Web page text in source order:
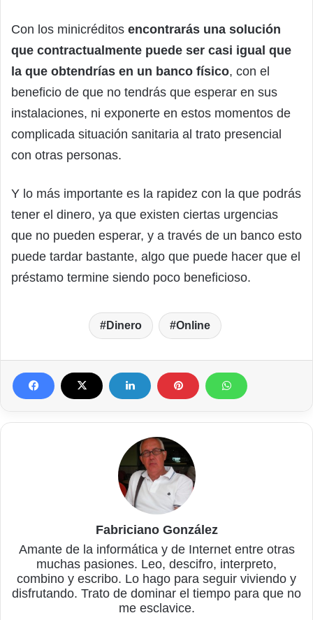
Con los minicréditos encontrarás una solución
que contractualmente puede ser casi igual que
la que obtendrías en un banco físico, con el
beneficio de que no tendrás que esperar en sus
instalaciones, ni exponerte en estos momentos de
complicada situación sanitaria al trato presencial
con otras personas.
Y lo más importante es la rapidez con la que podrás
tener el dinero, ya que existen ciertas urgencias
que no pueden esperar, y a través de un banco esto
puede tardar bastante, algo que puede hacer que el
préstamo termine siendo poco beneficioso.
Dinero Online
Fabriciano González
Amante de la informática y de Internet entre otras
muchas pasiones. Leo, descifro, interpreto,
combino y escribo. Lo hago para seguir viviendo y
disfrutando. Trato de dominar el tiempo para que no
me esclavice.